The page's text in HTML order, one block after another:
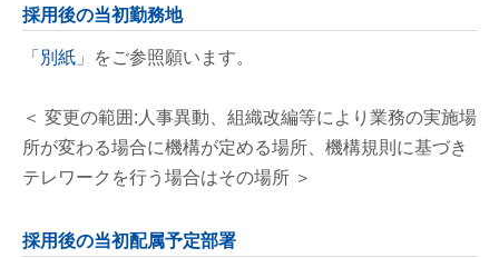
採用後の当初勤務地
「 別紙 」をご参照願います。
＜ 変更の範囲:人事異動、組織改編等により業務の実施場
所が変わる場合に機構が定める場所、機構規則に基づき
テレワークを行う場合はその場所 ＞
採用後の当初配属予定部署